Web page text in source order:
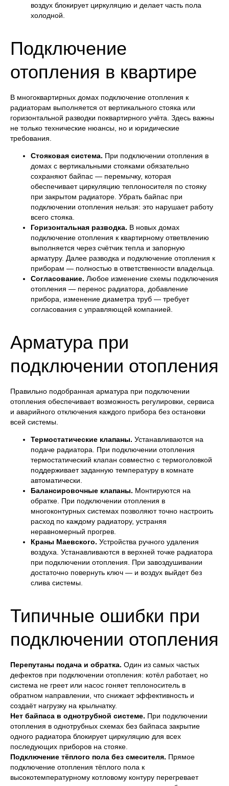
воздух блокирует циркуляцию и делает часть пола
холодной.
Подключение
отопления в квартире
В многоквартирных домах подключение отопления к
радиаторам выполняется от вертикального стояка или
горизонтальной разводки поквартирного учёта. Здесь важны
не только технические нюансы, но и юридические
требования.
Стояковая система. При подключении отопления в
домах с вертикальными стояками обязательно
сохраняют байпас — перемычку, которая
обеспечивает циркуляцию теплоносителя по стояку
при закрытом радиаторе. Убрать байпас при
подключении отопления нельзя: это нарушает работу
всего стояка.
Горизонтальная разводка. В новых домах
подключение отопления к квартирному ответвлению
выполняется через счётчик тепла и запорную
арматуру. Далее разводка и подключение отопления к
приборам — полностью в ответственности владельца.
Согласование. Любое изменение схемы подключения
отопления — перенос радиатора, добавление
прибора, изменение диаметра труб — требует
согласования с управляющей компанией.
Арматура при
подключении отопления
Правильно подобранная арматура при подключении
отопления обеспечивает возможность регулировки, сервиса
и аварийного отключения каждого прибора без остановки
всей системы.
Термостатические клапаны. Устанавливаются на
подаче радиатора. При подключении отопления
термостатический клапан совместно с термоголовкой
поддерживает заданную температуру в комнате
автоматически.
Балансировочные клапаны. Монтируются на
обратке. При подключении отопления в
многоконтурных системах позволяют точно настроить
расход по каждому радиатору, устраняя
неравномерный прогрев.
Краны Маевского. Устройства ручного удаления
воздуха. Устанавливаются в верхней точке радиатора
при подключении отопления. При завоздушивании
достаточно повернуть ключ — и воздух выйдет без
слива системы.
Типичные ошибки при
подключении отопления
Перепутаны подача и обратка. Один из самых частых
дефектов при подключении отопления: котёл работает, но
система не греет или насос гоняет теплоноситель в
обратном направлении, что снижает эффективность и
создаёт нагрузку на крыльчатку.
Нет байпаса в однотрубной системе. При подключении
отопления в однотрубных схемах без байпаса закрытие
одного радиатора блокирует циркуляцию для всех
последующих приборов на стояке.
Подключение тёплого пола без смесителя. Прямое
подключение отопления тёплого пола к
высокотемпературному котловому контуру перегревает
Рассчитать стоимость
ПОЛУЧИТЕ БЕСПЛАТНУЮ
СМЕТУ И
КОНСУЛЬТАЦИЮ
Оставьте заявку или закажите бесплатный выезд
специалиста. Мы рассчитаем стоимость проекта
Остались вопросы?
Свяжитесь с нами либо закажите обратный
звонок — мы вам перезвоним.
+7 (903) 827-27-22 info@teplovod.pro
О компании
Перезвоните мне
WhatsApp YouTube